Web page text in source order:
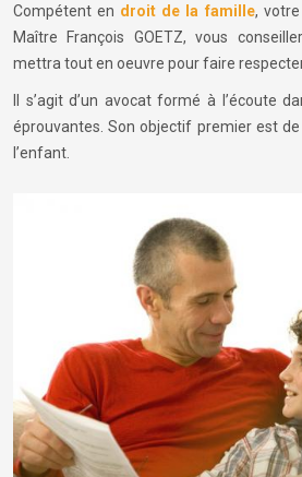
Compétent en droit de la famille,
Maître François GOETZ, vous
mettra tout en oeuvre pour faire
Il s’agit d’un avocat formé à l’écoute
éprouvantes. Son objectif premier est
l’enfant.